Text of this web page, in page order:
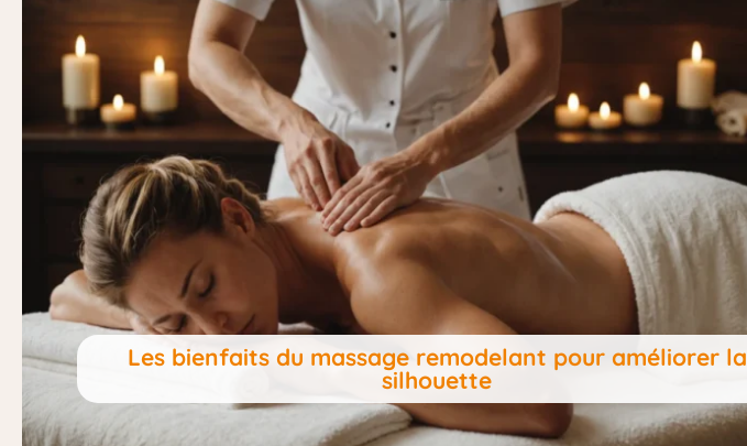
Les bienfaits du massage remodelant pour améliorer la
silhouette